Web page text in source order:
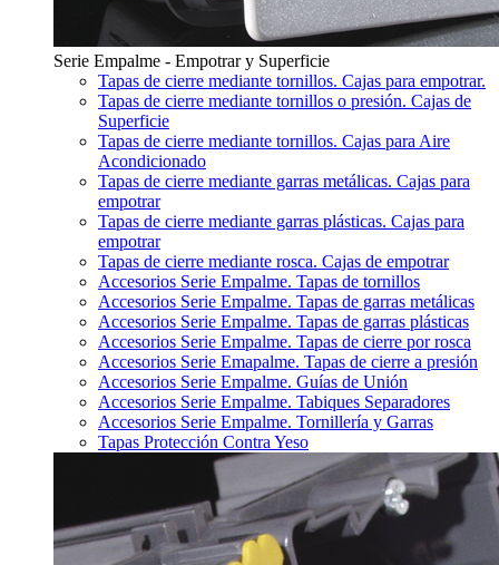
Serie Empalme - Empotrar y Superficie
Tapas de cierre mediante tornillos. Cajas para empotrar.
Tapas de cierre mediante tornillos o presión. Cajas de
Superficie
Tapas de cierre mediante tornillos. Cajas para Aire
Acondicionado
Tapas de cierre mediante garras metálicas. Cajas para
empotrar
Tapas de cierre mediante garras plásticas. Cajas para
empotrar
Tapas de cierre mediante rosca. Cajas de empotrar
Accesorios Serie Empalme. Tapas de tornillos
Accesorios Serie Empalme. Tapas de garras metálicas
Accesorios Serie Empalme. Tapas de garras plásticas
Accesorios Serie Empalme. Tapas de cierre por rosca
Accesorios Serie Emapalme. Tapas de cierre a presión
Accesorios Serie Empalme. Guías de Unión
Accesorios Serie Empalme. Tabiques Separadores
Accesorios Serie Empalme. Tornillería y Garras
Tapas Protección Contra Yeso